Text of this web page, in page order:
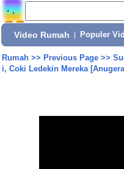
Video Rumah Populer
Rumah>> Previous Page>>
i, Coki Ledekin Mereka